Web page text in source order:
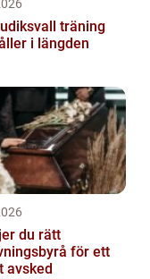
träning
i längden
du rätt
för ett
avsked